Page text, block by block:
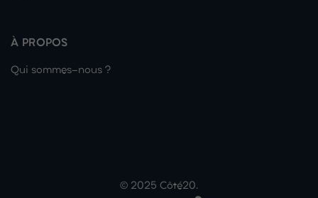
À PROPOS
Qui sommes-nous ?
© 2025 Côté20.